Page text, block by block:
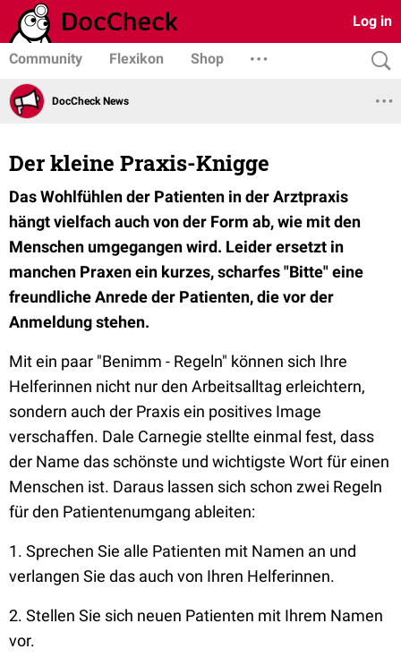
Log in
Community Flexikon Shop
DocCheck News
Der kleine Praxis-Knigge
Das Wohlfühlen der Patienten in der Arztpraxis
hängt vielfach auch von der Form ab, wie mit den
Menschen umgegangen wird. Leider ersetzt in
manchen Praxen ein kurzes, scharfes "Bitte" eine
freundliche Anrede der Patienten, die vor der
Anmeldung stehen.
Mit ein paar "Benimm - Regeln" können sich Ihre
Helferinnen nicht nur den Arbeitsalltag erleichtern,
sondern auch der Praxis ein positives Image
verschaffen. Dale Carnegie stellte einmal fest, dass
der Name das schönste und wichtigste Wort für einen
Menschen ist. Daraus lassen sich schon zwei Regeln
für den Patientenumgang ableiten:
1. Sprechen Sie alle Patienten mit Namen an und
verlangen Sie das auch von Ihren Helferinnen.
2. Stellen Sie sich neuen Patienten mit Ihrem Namen
vor.